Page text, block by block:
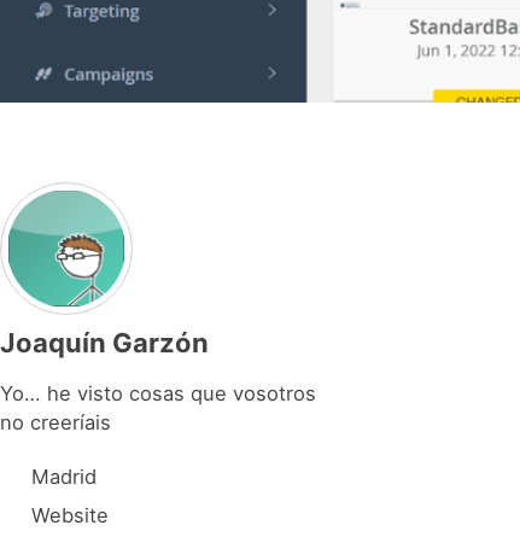
Joaquín Garzón
Yo… he visto cosas que vosotros
no creeríais
Madrid
Website